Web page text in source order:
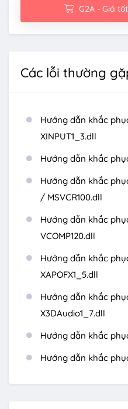
G2A - Giá
Các lỗi thường
Hướng dẫn khắc
XINPUT1_3.dll
Hướng dẫn khắc
Hướng dẫn khắc
/ MSVCR100.dll
Hướng dẫn khắc
VCOMP120.dll
Hướng dẫn khắc
XAPOFX1_5.dll
Hướng dẫn khắc
X3DAudio1_7.dll
Hướng dẫn khắc
Hướng dẫn khắc